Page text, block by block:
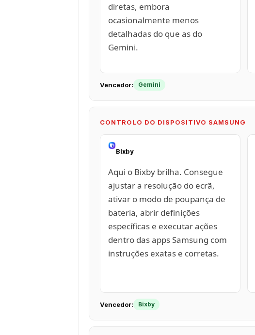
diretas, embora
ocasionalmente menos
detalhadas do que as do
Gemini.
Vencedor: Gemini
CONTROLO DO DISPOSITIVO SAMSUNG
Bixby
Aqui o Bixby brilha. Consegue
ajustar a resolução do ecrã,
ativar o modo de poupança de
bateria, abrir definições
específicas e executar ações
dentro das apps Samsung com
instruções exatas e corretas.
Vencedor: Bixby